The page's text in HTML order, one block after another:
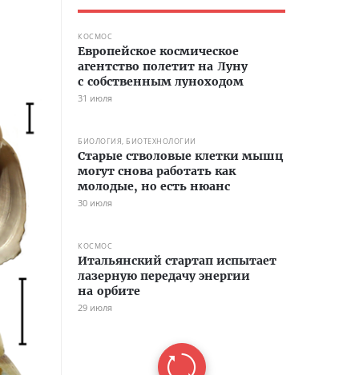
КОСМОС
Европейское космическое
агентство полетит на Луну
с собственным луноходом
31 июля
БИОЛОГИЯ, БИОТЕХНОЛОГИИ
Старые стволовые клетки мышц
могут снова работать как
молодые, но есть нюанс
30 июля
КОСМОС
Итальянский стартап испытает
лазерную передачу энергии
на орбите
29 июля